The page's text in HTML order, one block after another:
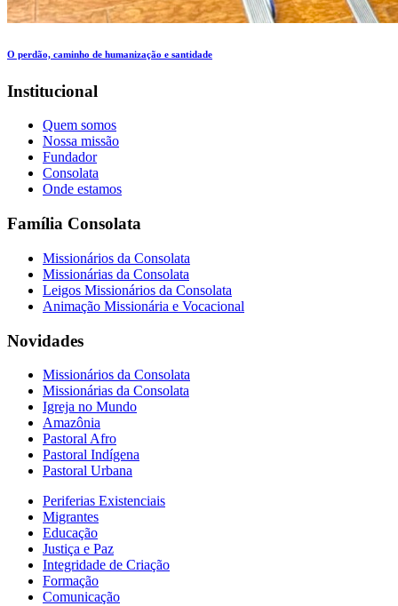
O perdão, caminho de humanização e santidade
Institucional
Quem somos
Nossa missão
Fundador
Consolata
Onde estamos
Família Consolata
Missionários da Consolata
Missionárias da Consolata
Leigos Missionários da Consolata
Animação Missionária e Vocacional
Novidades
Missionários da Consolata
Missionárias da Consolata
Igreja no Mundo
Amazônia
Pastoral Afro
Pastoral Indígena
Pastoral Urbana
Periferias Existenciais
Migrantes
Educação
Justiça e Paz
Integridade de Criação
Formação
Comunicação